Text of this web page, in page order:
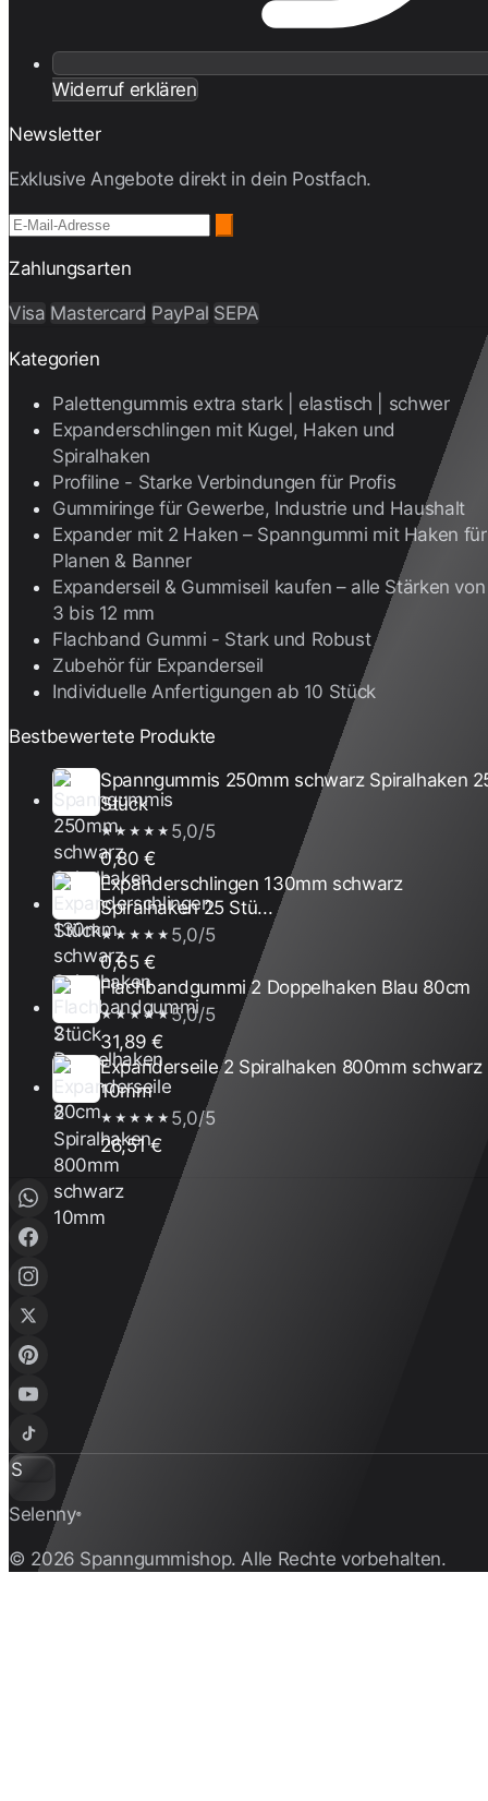
Widerruf erklären
Newsletter
Exklusive Angebote direkt in dein Postfach.
Zahlungsarten
Visa Mastercard PayPal SEPA
Kategorien
Palettengummis extra stark | elastisch | schwer
Expanderschlingen mit Kugel, Haken und
Spiralhaken
Profiline - Starke Verbindungen für Profis
Gummiringe für Gewerbe, Industrie und Haushalt
Expander mit 2 Haken – Spanngummi mit Haken für
Planen & Banner
Expanderseil & Gummiseil kaufen – alle Stärken von
3 bis 12 mm
Flachband Gummi - Stark und Robust
Zubehör für Expanderseil
Individuelle Anfertigungen ab 10 Stück
Bestbewertete Produkte
Spanngummis 250mm schwarz Spiralhaken
Stück
★★★★★ 5,0/5
0,80 €
Expanderschlingen 130mm schwarz
Spiralhaken 25 Stü...
★★★★★ 5,0/5
0,65 €
Flachbandgummi 2 Doppelhaken Blau 80cm
★★★★★5,0/5
31,89 €
Expanderseile 2 Spiralhaken 800mm schwarz
10mm
★★★★★ 5,0/5
26,51 €
S
Selenny®
© 2026 Spanngummishop. Alle Rechte vorbehalten.